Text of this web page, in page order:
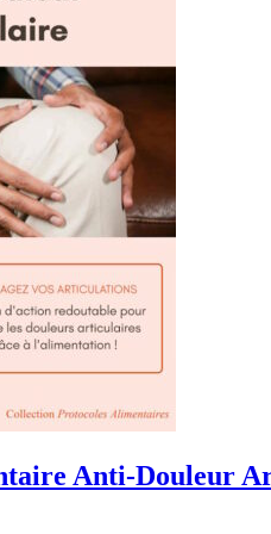
Anti-Douleur